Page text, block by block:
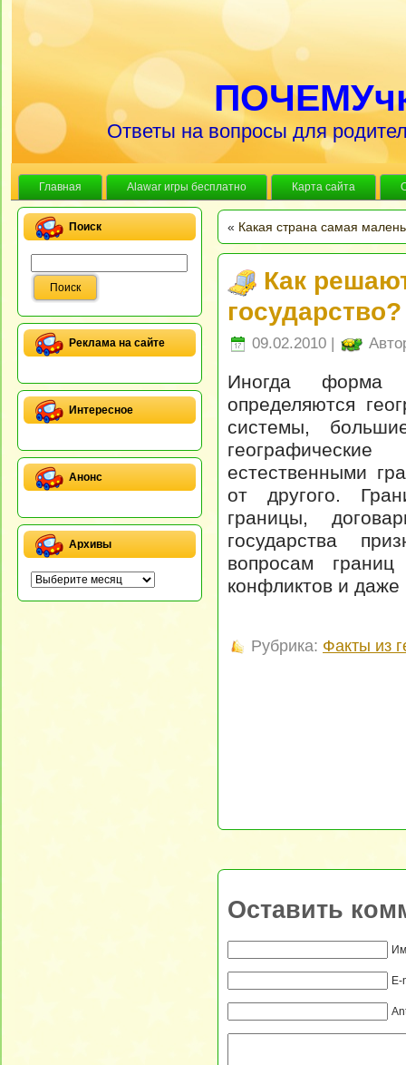
Ответы на вопросы для
Главная Alawar игры бесплатно Карта сайта
Поиск
Реклама на сайте
Интересное
Анонс
Архивы
« Какая страна самая
Как
государство?
09.02.2010 |
Иногда форма
определяются
системы,
естественными
от другого.
границы,
государства
вопросам
конфликтов и
Рубрика: Факты из
Оставить
E-